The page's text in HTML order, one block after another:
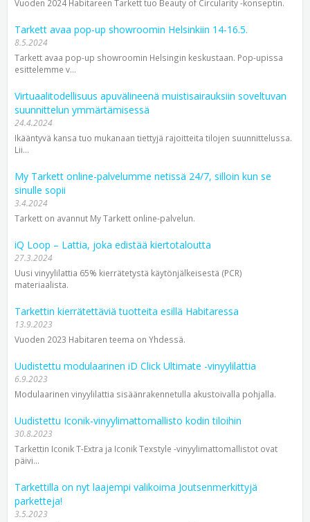
Vuoden 2024 Habitareen Tarkett tuo Beauty of Circularity -konseptin.
Tarkett avaa pop-up showroomin Helsinkiin 14-16.5.
8.5.2024
Tarkett avaa pop-up showroomin Helsingin keskustaan. Pop-upissa
esittelemme v...
Virtuaalitodellisuus apuvälineenä muistisairauksiin soveltuvan
suunnittelun ymmärtämisessä
24.4.2024
Ikääntyvä kansa tuo mukanaan tiettyjä rajoitteita tilojen suunnittelussa.
Lii...
My Tarkett online-palvelumme netissä 24/7, silloin kun se
sinulle sopii
3.4.2024
Tarkett on avannut My Tarkett online-palvelun.
iQ Loop – Lattia, joka edistää kiertotaloutta
27.3.2024
Uusi vinyylilattia 65% kierrätetystä käytönjälkeisestä (PCR)
materiaalista.
Tarkettin kierrätettäviä tuotteita esillä Habitaressa
13.9.2023
Vuoden 2023 Habitaren teema on Yhdessä.
Uudistettu modulaarinen iD Click Ultimate -vinyylilattia
6.9.2023
Modulaarinen vinyylilattia sisäänrakennetulla akustoivalla pohjalla.
Uudistettu Iconik-vinyylimatto­mallisto kodin tiloihin
30.8.2023
Tarkettin Iconik T-Extra ja Iconik Texstyle -vinyylimattomallistot ovat
päivi...
Tarkettilla on nyt laajempi valikoima Joutsenmerkittyjä
parketteja!
3.5.2023